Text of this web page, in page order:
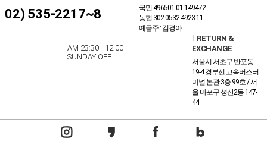
02) 535-2217~8
AM 23:30 - 12:00
SUNDAY OFF
국민 496501-01-149472
농협 302-0532-4923-11
예금주 : 김경아
RETURN &
EXCHANGE
서울시 서초구 반포동
19-4 경부선 고속버스터
미널 본관 3층 99호 / 서
울 마포구 성산2동 147-
44